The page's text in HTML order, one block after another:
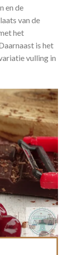
en de
van de
het
is het
vulling in